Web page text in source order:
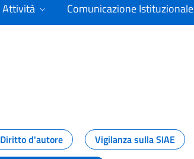
Attività Comunicazione Istituzionale
Diritto d'autore Vigilanza sulla SIAE